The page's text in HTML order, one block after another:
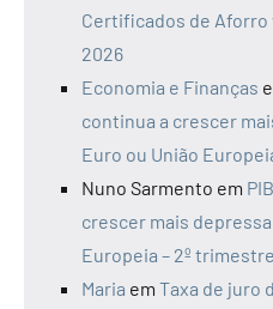
Certificados de
2026
Economia e Finanças
continua a crescer
Euro ou União
Nuno Sarmento em
crescer mais
Europeia – 2º
Maria em Taxa de juro